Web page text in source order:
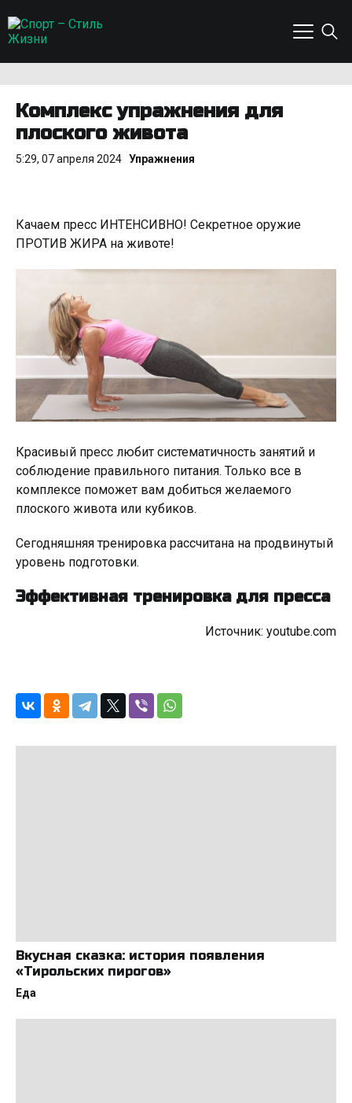
Комплекс упражнения для
плоского живота
5:29, 07 апреля 2024 Упражнения
Качаем пресс ИНТЕНСИВНО! Секретное оружие
ПРОТИВ ЖИРА на животе!
Красивый пресс любит систематичность занятий и
соблюдение правильного питания. Только все в
комплексе поможет вам добиться желаемого
плоского живота или кубиков.
Сегодняшняя тренировка рассчитана на продвинутый
уровень подготовки.
Эффективная тренировка для пресса
Источник: youtube.com
Вкусная сказка: история появления
«Тирольских пирогов»
Еда